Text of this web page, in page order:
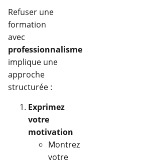
Refuser une
formation
avec
professionnalisme
implique une
approche
structurée :
Exprimez
votre
motivation
Montrez
votre